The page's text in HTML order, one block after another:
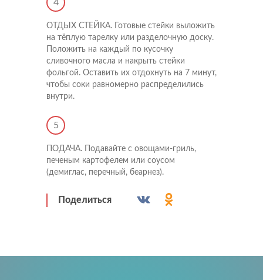
4
ОТДЫХ СТЕЙКА. Готовые стейки выложить
на тёплую тарелку или разделочную доску.
Положить на каждый по кусочку
сливочного масла и накрыть стейки
фольгой. Оставить их отдохнуть на 7 минут,
чтобы соки равномерно распределились
внутри.
5
ПОДАЧА. Подавайте с овощами-гриль,
печеным картофелем или соусом
(демиглас, перечный, беарнез).
Поделиться
Напишите нам
Напишите нам
Мы открыты для любых вопросов и предложений
Подпишитесь на новости
Отправить